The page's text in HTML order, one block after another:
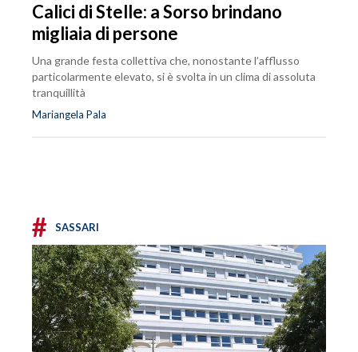
Calici di Stelle: a Sorso brindano
migliaia di persone
Una grande festa collettiva che, nonostante l’afflusso
particolarmente elevato, si è svolta in un clima di assoluta
tranquillità
Mariangela Pala
# SASSARI